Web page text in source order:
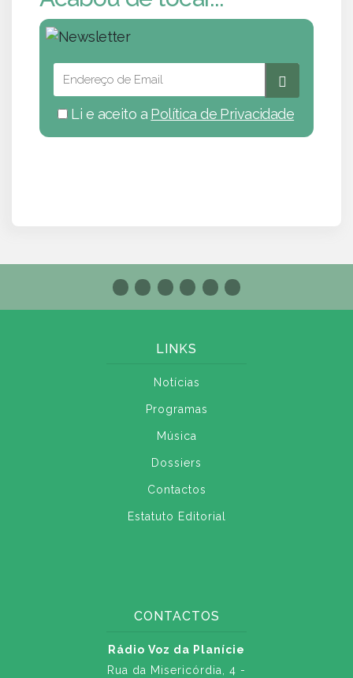
Li e aceito a Política de Privacidade
LINKS
Notícias
Programas
Música
Dossiers
Contactos
Estatuto Editorial
CONTACTOS
Rádio Voz da Planície
Rua da Misericórdia, 4 -